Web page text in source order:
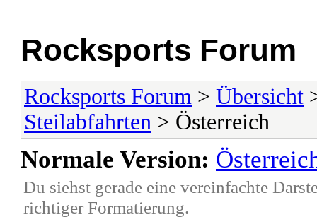
Rocksports Forum
Rocksports Forum > Übersicht
Steilabfahrten > Österreich
Normale Version:
Du siehst gerade eine vereinfachte
richtiger Formatierung.